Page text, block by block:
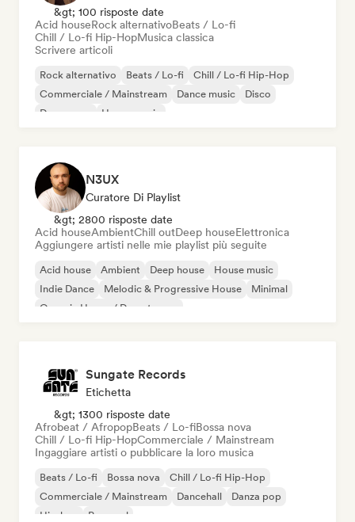
&gt; 100 risposte date
Acid houseRock alternativoBeats / Lo-fi
Chill / Lo-fi Hip-HopMusica classica
Scrivere articoli
Rock alternativo Beats / Lo-fi
Chill / Lo-fi Hip-Hop
Commerciale / Mainstream
Dance music
Disco
Dream pop
House music
N3UX
Curatore Di Playlist
&gt; 2800 risposte date
Acid houseAmbientChill outDeep houseElettronica
Aggiungere artisti nelle mie playlist più seguite
Acid house Ambient Deep house
House music
Indie Dance
Melodic & Progressive House
Minimal
Organic House / Downtempo
Sungate Records
Etichetta
&gt; 1300 risposte date
Afrobeat / AfropopBeats / Lo-fiBossa nova
Chill / Lo-fi Hip-HopCommerciale / Mainstream
Ingaggiare artisti o pubblicare la loro musica
Beats / Lo-fi Bossa nova
Chill / Lo-fi Hip-Hop
Commerciale / Mainstream
Dancehall
Danza pop
Hip-hop
Pop soul